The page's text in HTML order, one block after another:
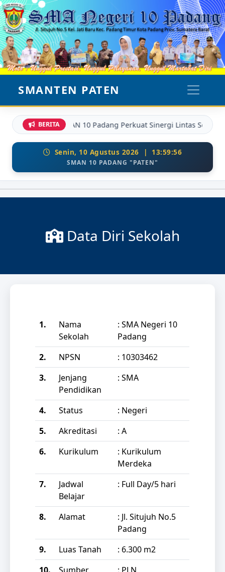
SMANTEN PATEN
BERITASMAN 10 Padang Perkuat Sinergi Lintas Sektor:
Senin, 10 Agustus 2026 | 13:59:56
SMAN 10 PADANG "PATEN"
Data Diri Sekolah
1.
Nama
Sekolah
: SMA Negeri 10
Padang
2.
NPSN
: 10303462
3.
Jenjang
Pendidikan
: SMA
4. Status
: Negeri
5.
Akreditasi
: A
6.
Kurikulum
: Kurikulum
Merdeka
7.
Jadwal
Belajar
: Full Day/5 hari
8. Alamat
: Jl. Situjuh No.5
Padang
9.
Luas Tanah
: 6.300 m2